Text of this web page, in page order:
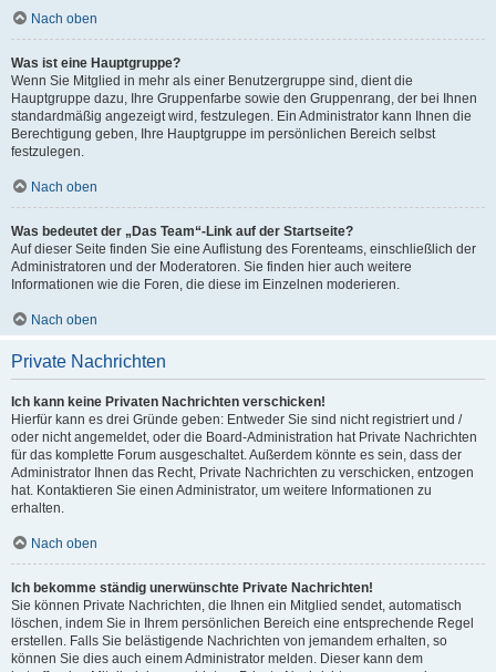
Nach oben
Was ist eine Hauptgruppe?
Wenn Sie Mitglied in mehr als einer Benutzergruppe sind, dient die
Hauptgruppe dazu, Ihre Gruppenfarbe sowie den Gruppenrang, der bei Ihnen
standardmäßig angezeigt wird, festzulegen. Ein Administrator kann Ihnen die
Berechtigung geben, Ihre Hauptgruppe im persönlichen Bereich selbst
festzulegen.
Nach oben
Was bedeutet der „Das Team“-Link auf der Startseite?
Auf dieser Seite finden Sie eine Auflistung des Forenteams, einschließlich der
Administratoren und der Moderatoren. Sie finden hier auch weitere
Informationen wie die Foren, die diese im Einzelnen moderieren.
Nach oben
Private Nachrichten
Ich kann keine Privaten Nachrichten verschicken!
Hierfür kann es drei Gründe geben: Entweder Sie sind nicht registriert und /
oder nicht angemeldet, oder die Board-Administration hat Private Nachrichten
für das komplette Forum ausgeschaltet. Außerdem könnte es sein, dass der
Administrator Ihnen das Recht, Private Nachrichten zu verschicken, entzogen
hat. Kontaktieren Sie einen Administrator, um weitere Informationen zu
erhalten.
Nach oben
Ich bekomme ständig unerwünschte Private Nachrichten!
Sie können Private Nachrichten, die Ihnen ein Mitglied sendet, automatisch
löschen, indem Sie in Ihrem persönlichen Bereich eine entsprechende Regel
erstellen. Falls Sie belästigende Nachrichten von jemandem erhalten, so
können Sie dies auch einem Administrator melden. Dieser kann dem